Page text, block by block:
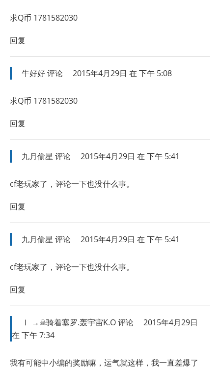
求Q币 1781582030
回复
牛好好评论 2015年4月29日 在 下午 5:08
求Q币 1781582030
回复
九月偷星 评论 2015年4月29日 在 下午 5:41
cf老玩家了，评论一下也没什么事。
回复
九月偷星 评论 2015年4月29日 在 下午 5:41
cf老玩家了，评论一下也没什么事。
回复
Ⅰ →☠骑着塞罗.轰宇宙K.O评论
2015年4月29日
在 下午 7:34
我有可能中小编的奖励嘛，运气就这样，我一直差爆了